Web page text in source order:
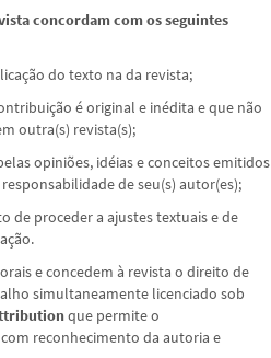
concordam com os seguintes
do texto na da revista;
é original e inédita e que não
outra(s) revista(s);
opiniões, idéias e conceitos emitidos
de seu(s) autor(es);
de proceder a ajustes textuais e de
e concedem à revista o direito de
simultaneamente licenciado sob
que permite o
reconhecimento da autoria e